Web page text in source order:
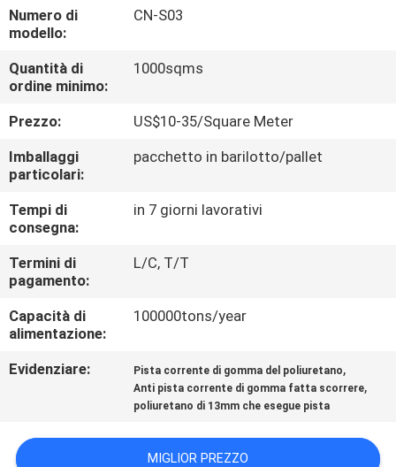
DELLA
FABBRICA
CONTROLLO
DI
QUALITÀ
CONTATTICI
RICHIEDA
UNA
CITAZIONE
MAPPA
SITO
Numero di
modello:
CN-S03
Quantità di
ordine minimo:
1000sqms
Prezzo:
US$10-35/Square Meter
Imballaggi
particolari:
pacchetto in barilotto/pallet
Tempi di
consegna:
in 7 giorni lavorativi
Termini di
pagamento:
L/C, T/T
Capacità di
alimentazione:
100000tons/year
Evidenziare: Pista corrente di gomma del poliuretano,
Anti pista corrente di gomma fatta scorrere,
poliuretano di 13mm che esegue pista
MIGLIOR PREZZO